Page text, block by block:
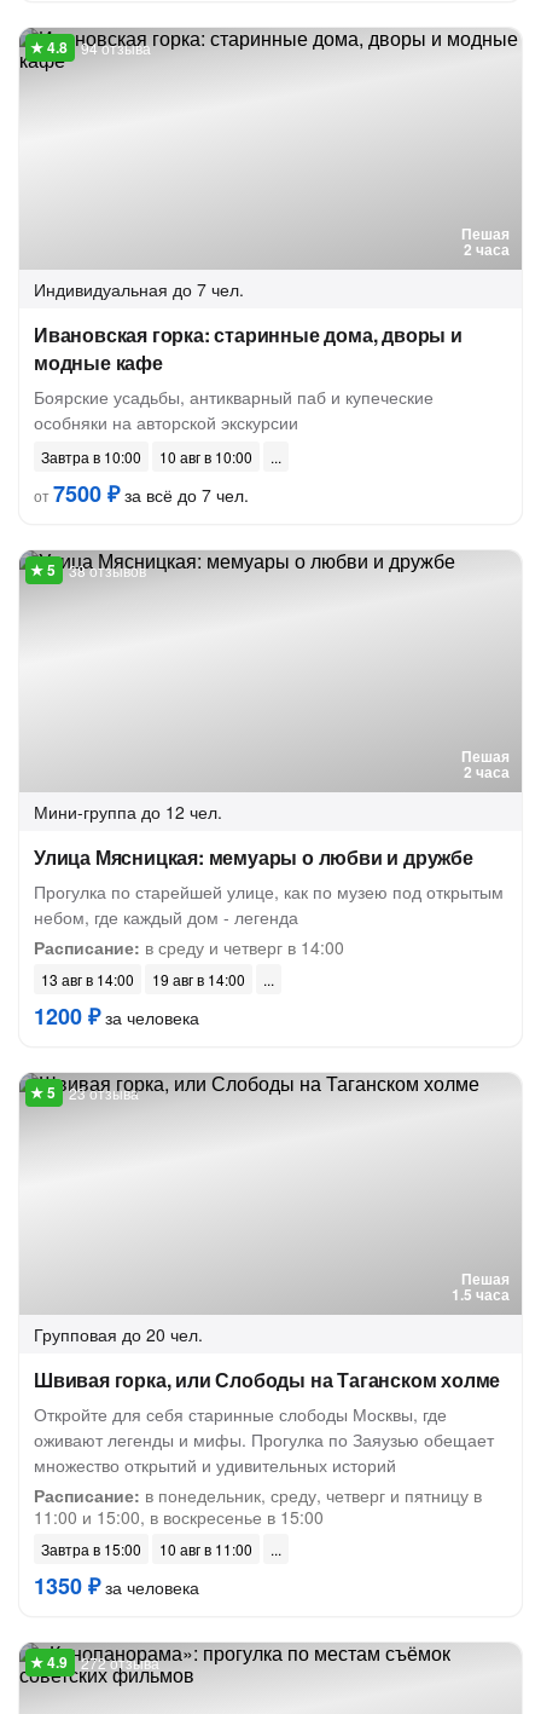
Пешая
2 часа
94 отзыва
Индивидуальная до 7 чел.
Ивановская горка: старинные дома, дворы и
модные кафе
Боярские усадьбы, антикварный паб и купеческие
особняки на авторской экскурсии
Завтра в 10:00
10 авг в 10:00
от7500 ₽за всё до 7 чел.
Пешая
2 часа
38 отзывов
Мини-группа до 12 чел.
Улица Мясницкая: мемуары о любви и дружбе
Прогулка по старейшей улице, как по музею под открытым
небом, где каждый дом - легенда
Расписание: в среду и четверг в 14:00
13 авг в 14:00 19 авг в 14:00
1200 ₽за человека
Пешая
1.5 часа
23 отзыва
Групповая до 20 чел.
Швивая горка, или Слободы на Таганском холме
Откройте для себя старинные слободы Москвы, где
оживают легенды и мифы. Прогулка по Заяузью обещает
множество открытий и удивительных историй
Расписание: в понедельник, среду, четверг и пятницу в
11:00 и 15:00, в воскресенье в 15:00
Завтра в 15:00 10 авг в 11:00
1350 ₽за человека
272 отзыва